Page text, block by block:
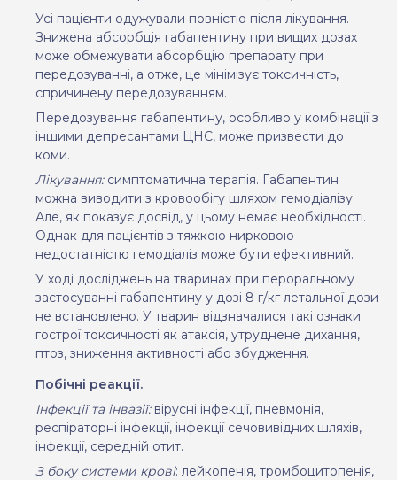
Усі пацієнти одужували повністю після лікування.
Знижена абсорбція габапентину при вищих дозах
може обмежувати абсорбцію препарату при
передозуванні, а отже, це мінімізує токсичність,
спричинену передозуванням.
Передозування габапентину, особливо у комбінації з
іншими депресантами ЦНС, може призвести до
коми.
Лікування: симптоматична терапія. Габапентин
можна виводити з кровообігу шляхом гемодіалізу.
Але, як показує досвід, у цьому немає необхідності.
Однак для пацієнтів з тяжкою нирковою
недостатністю гемодіаліз може бути ефективний.
У ході досліджень на тваринах при пероральному
застосуванні габапентину у дозі 8 г/кг летальної дози
не встановлено. У тварин відзначалися такі ознаки
гострої токсичності як атаксія, утруднене дихання,
птоз, зниження активності або збудження.
Побічні реакції.
Інфекції та інвазії: вірусні інфекції, пневмонія,
респіраторні інфекції, інфекції сечовивідних шляхів,
інфекції, середній отит.
З боку системи крові: лейкопенія, тромбоцитопенія,